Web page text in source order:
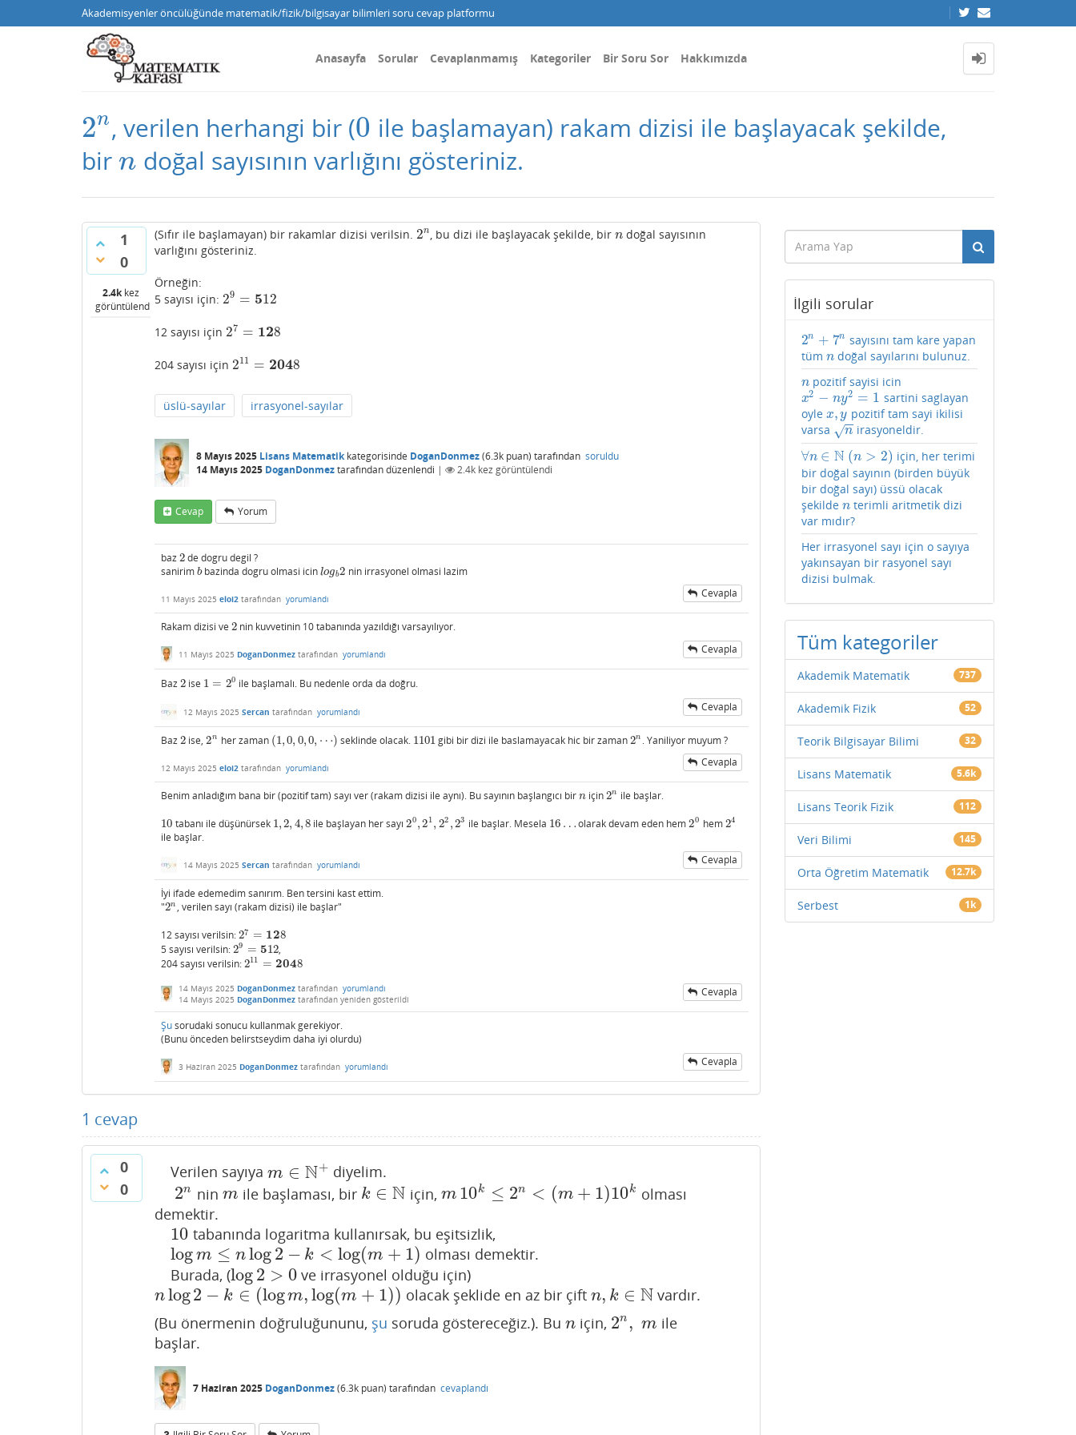
Akademisyenler öncülüğünde matematik/fizik/bilgisayar bilimleri soru cevap platformu
Anasayfa Sorular Cevaplanmamış Kategoriler Bir Soru Sor Hakkımızda
2n
2n, verilen herhangi bir (0
0 ile başlamayan) rakam dizisi ile başlayacak şekilde,
bir n
n doğal sayısının varlığını gösteriniz.
1
0
2.4kkez
görüntülendi
(Sıfır ile başlamayan) bir rakamlar dizisi verilsin. 2n
2n, bu dizi ile başlayacak şekilde, bir n
n doğal sayısının
varlığını gösteriniz.
Örneğin:
5 sayısı için: 29 = 512
29 =512
12 sayısı için 27 = 128
27 =12 8
204 sayısı için 211 = 2048
211 =2048
üslü-sayılar irrasyonel-sayılar
8 Mayıs 2025 Lisans Matematikkategorisinde DoganDonmez(6.3k puan) tarafından soruldu
14 Mayıs 2025 DoganDonmeztarafındandüzenlendi | 2.4k kez görüntülendi
Cevap Yorum
baz2
2de dogru degil ?
sanirim b
bbazinda dogru olmasi icinlogb2
logb2 nin irrasyonel olmasi lazim
11 Mayıs 2025 eloi2 tarafından yorumlandı Cevapla
Rakam dizisi ve 2
2 nin kuvvetinin 10 tabanında yazıldığı varsayılıyor.
11 Mayıs 2025 DoganDonmez tarafından yorumlandı Cevapla
Baz2
2 ise 1 = 20
1 =20 ile başlamalı. Bu nedenle orda da doğru.
12 Mayıs 2025 Sercan tarafından yorumlandı Cevapla
Baz2
2 ise,2n
2n her zaman (1,0, 0,0, ⋯)
(1,0,0 ,0,⋯) seklinde olacak. 1101
1101gibi bir dizi ile baslamayacak hic bir zaman2n
2n. Yaniliyor muyum ?
12 Mayıs 2025 eloi2 tarafından yorumlandı Cevapla
Benim anladığım bana bir (pozitif tam) sayı ver (rakam dizisi ile aynı). Bu sayının başlangıcı bir n
niçin2n
2n ile başlar.
10
10 tabanı ile düşünürsek 1,2, 4,8
1,2,4 ,8 ile başlayan her sayı20 , 21, 22 ,23
20,21,22,23 ile başlar. Mesela 16 …
16 … olarak devam eden hem20
20 hem24
24
ile başlar.
14 Mayıs 2025 Sercan tarafından yorumlandı Cevapla
İyi ifade edemedim sanırım. Ben tersini kast ettim.
"2n
2n, verilen sayı (rakam dizisi) ile başlar"
12 sayısı verilsin:27 = 128
27 =12 8
5 sayısı verilsin:29 = 512
29 =512
,
204 sayısı verilsin:211 = 2048
211 =2048
14 Mayıs 2025 DoganDonmez tarafından yorumlandı
14 Mayıs 2025 DoganDonmez tarafından yeniden gösterildi
Cevapla
Şusorudaki sonucu kullanmak gerekiyor.
(Bunu önceden belirstseydim daha iyi olurdu)
3 Haziran 2025 DoganDonmez tarafından yorumlandı Cevapla
1 cevap
0
0
Verilen sayıya m ∈ N+
m∈N + diyelim.
2n
2n nin m
m ile başlaması, bir k ∈ N
k∈N için, m 10k ≤ 2n < (m + 1)10k
m10k≤ 2n<(m +1) 10k
olması
demektir.
10
10 tabanında logaritma kullanırsak, bu eşitsizlik,
logm ≤ nlog2 − k < log(m + 1)
logm≤ nlog2−k< log(m+ 1)
olması demektir.
Burada, (log2 > 0
log2> 0 ve irrasyonel olduğu için)
nlog2 − k ∈ (logm,log(m + 1))
nlog2−k ∈ logm,log(m+ 1)) olacak şeklide en az bir çift n, k ∈ N
n,k ∈ N
vardır.
(Bu önermenin doğruluğununu, şu soruda göstereceğiz.). Bu n
niçin, 2n , m
2n, m
ile
başlar.
7 Haziran 2025 DoganDonmez(6.3k puan) tarafından cevaplandı
İlgili sorular
2n + 7n
2n +7n
sayısını tam kare yapan
tüm n
n doğal sayılarını bulunuz.
n
n pozitif sayisi icin
x2 − ny2 = 1
x2−ny 2=1
sartini saglayan
oyle x, y
x,y
pozitif tam sayi ikilisi
varsa
n
−
−
√
n irasyoneldir.
∀n ∈ N (n > 2)
∀n∈N (n >2)
için, her terimi
bir doğal sayının (birden büyük
bir doğal sayı) üssü olacak
şekilde n
n terimli aritmetik dizi
var mıdır?
Her irrasyonel sayı için o sayıya
yakınsayan bir rasyonel sayı
dizisi bulmak.
Tüm kategoriler
Akademik Matematik 737
Akademik Fizik 52
Teorik Bilgisayar Bilimi 32
Lisans Matematik 5.6k
Lisans Teorik Fizik 112
Veri Bilimi 145
Orta Öğretim Matematik 12.7k
Serbest 1k